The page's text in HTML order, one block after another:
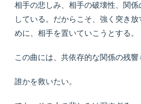
相手の悲しみ、相手の破壊性、関
している。だからこそ、強く突き
めに、相手を置いていこうとする。
この曲には、共依存的な関係の残響
誰かを救いたい。